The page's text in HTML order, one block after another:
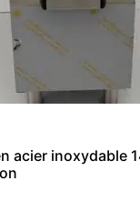
acier inoxydable